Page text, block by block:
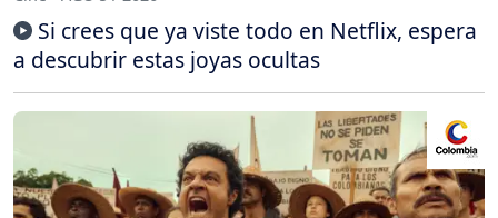
Si crees que ya viste todo en Netflix, espera
a descubrir estas joyas ocultas